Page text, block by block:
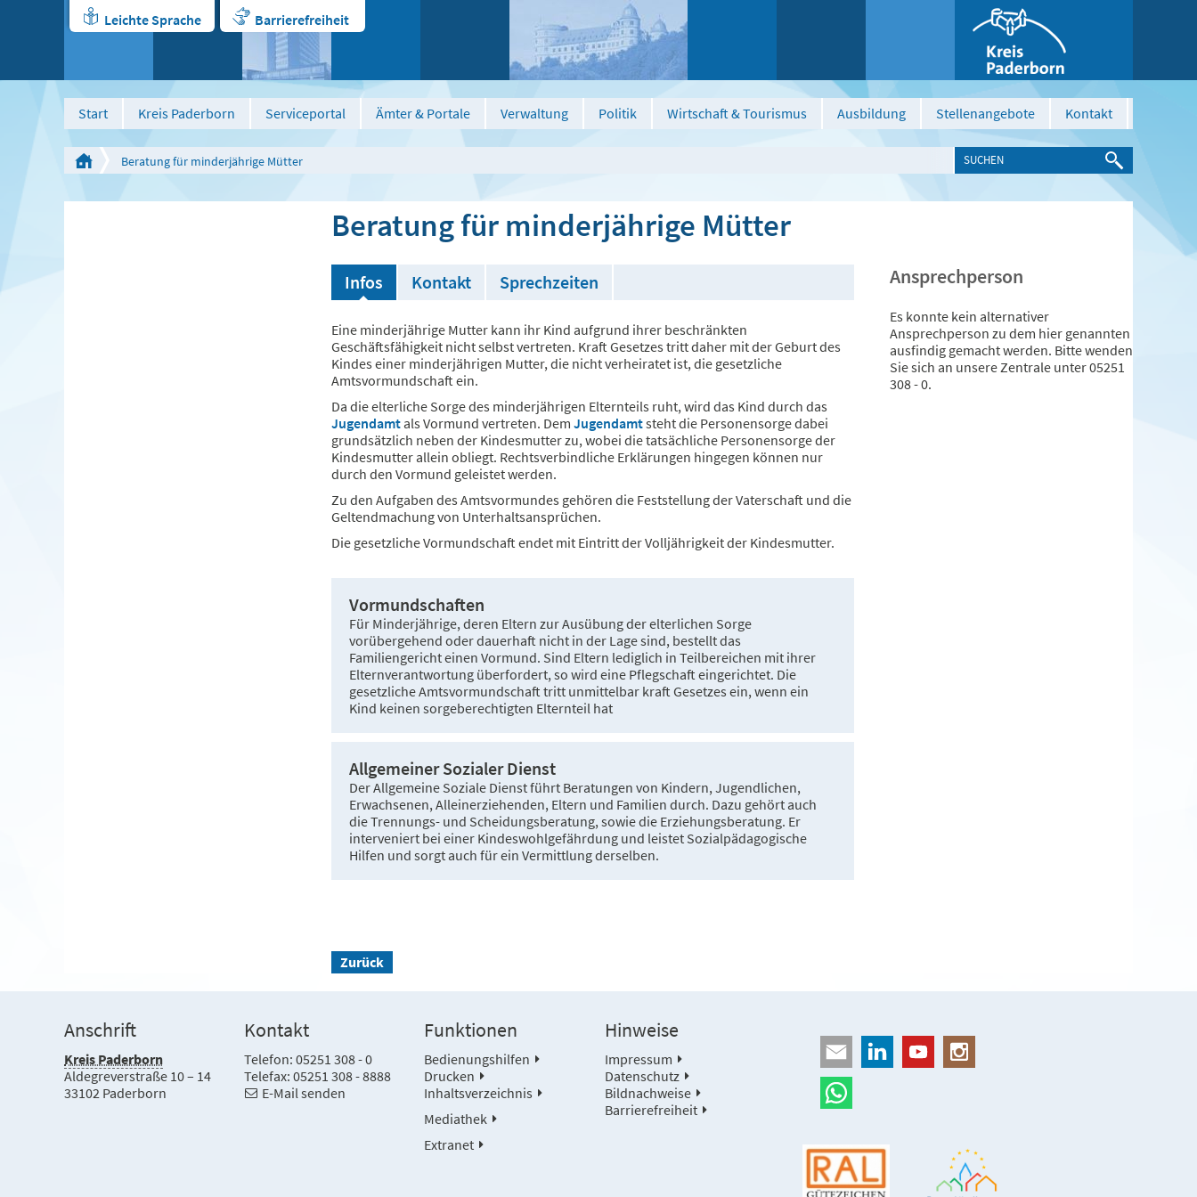
Leichte Sprache Barrierefreiheit
Start Kreis Paderborn Serviceportal Ämter & Portale Verwaltung Politik Wirtschaft & Tourismus Ausbildung Stellenangebote Kontakt
Beratung für minderjährige Mütter
Beratung für minderjährige Mütter
Infos Kontakt Sprechzeiten
Eine minderjährige Mutter kann ihr Kind aufgrund ihrer beschränkten
Geschäftsfähigkeit nicht selbst vertreten. Kraft Gesetzes tritt daher mit der Geburt des
Kindes einer minderjährigen Mutter, die nicht verheiratet ist, die gesetzliche
Amtsvormundschaft ein.
Da die elterliche Sorge des minderjährigen Elternteils ruht, wird das Kind durch das
Jugendamt als Vormund vertreten. Dem Jugendamtsteht die Personensorge dabei
grundsätzlich neben der Kindesmutter zu, wobei die tatsächliche Personensorge der
Kindesmutter allein obliegt. Rechtsverbindliche Erklärungen hingegen können nur
durch den Vormund geleistet werden.
Zu den Aufgaben des Amtsvormundes gehören die Feststellung der Vaterschaft und die
Geltendmachung von Unterhaltsansprüchen.
Die gesetzliche Vormundschaft endet mit Eintritt der Volljährigkeit der Kindesmutter.
Vormundschaften
Für Minderjährige, deren Eltern zur Ausübung der elterlichen Sorge
vorübergehend oder dauerhaft nicht in der Lage sind, bestellt das
Familiengericht einen Vormund. Sind Eltern lediglich in Teilbereichen mit ihrer
Elternverantwortung überfordert, so wird eine Pflegschaft eingerichtet. Die
gesetzliche Amtsvormundschaft tritt unmittelbar kraft Gesetzes ein, wenn ein
Kind keinen sorgeberechtigten Elternteil hat
Allgemeiner Sozialer Dienst
Der Allgemeine Soziale Dienst führt Beratungen von Kindern, Jugendlichen,
Erwachsenen, Alleinerziehenden, Eltern und Familien durch. Dazu gehört auch
die Trennungs- und Scheidungsberatung, sowie die Erziehungsberatung. Er
interveniert bei einer Kindeswohlgefährdung und leistet Sozialpädagogische
Hilfen und sorgt auch für ein Vermittlung derselben.
Ansprechperson
Es konnte kein alternativer
Ansprechperson zu dem hier genannten
ausfindig gemacht werden. Bitte wenden
Sie sich an unsere Zentrale unter 05251
308 - 0.
Zurück
Anschrift
Kreis Paderborn
Aldegreverstraße 10 – 14
33102 Paderborn
Kontakt
Telefon: 05251 308 - 0
Telefax: 05251 308 - 8888
E-Mail senden
Funktionen
Bedienungshilfen
Drucken
Inhaltsverzeichnis
Mediathek
Extranet
Hinweise
Impressum
Datenschutz
Bildnachweise
Barrierefreiheit